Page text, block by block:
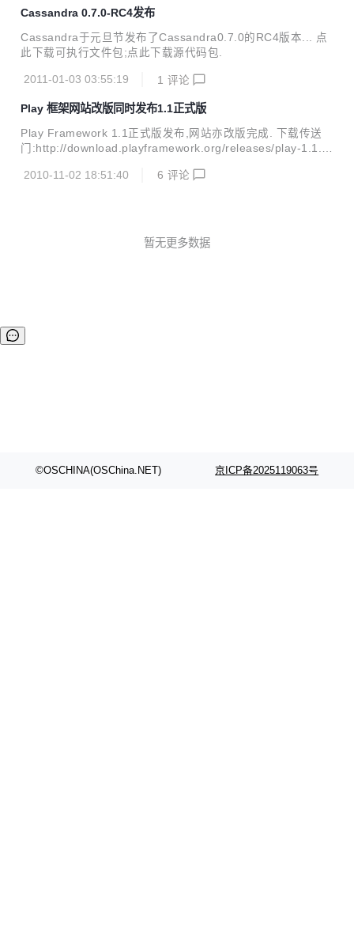
被调查。1981年8月，IBM推出首款个人电脑，也就是IBM P
C。 1969年，反垄断诉讼兴起，当时IBM被指在通用数字电脑
上存在反竞争行为，并被要求分拆公司。整个诉讼持续13年，
宝登上《时代》杂志封面，当时的文章...
Cassandra 0.7.0-RC4发布
Cassandra于元旦节发布了Cassandra0.7.0的RC4版本... 点
此下载可执行文件包;点此下载源代码包.
2011-01-03 03:55:19 1 评论
Play 框架网站改版同时发布1.1正式版
Play Framework 1.1正式版发布,网站亦改版完成. 下载传送
门:http://download.playframework.org/releases/play-1.1.zi
n/1.1/home Quick overview Fix the bug and hit reload! Edi
2010-11-02 18:51:40 6 评论
暂无更多数据
©OSCHINA(OSChina.NET) 京ICP备2025119063号